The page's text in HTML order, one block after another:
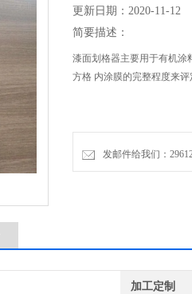
更新日期：2020-11-12
简要描述：
漆面划格器主要用于有机涂
方格 内涂膜的完整程度来评
发邮件给我们：
加工定制